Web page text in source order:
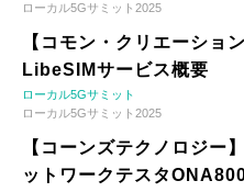
ローカル5Gサミット2025
【コモン・クリエーショ
LibeSIMサービス概要
ローカル5Gサミット
ローカル5Gサミット2025
【コーンズテクノロジ
ットワークテスタ